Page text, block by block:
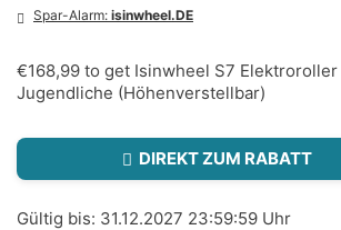
Spar-Alarm: isinwheel.DE
€168,99 to get Isinwheel S7
Jugendliche (Höhenverstellbar)
DIREKT ZUM RABATT
Gültig bis: 31.12.2027 23:59:59 Uhr